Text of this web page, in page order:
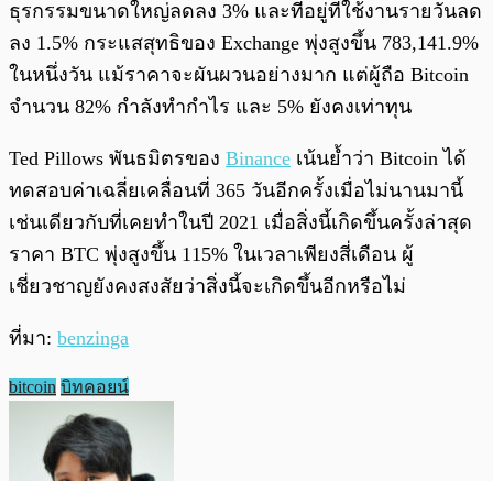
ธุรกรรมขนาดใหญ่ลดลง 3% และที่อยู่ที่ใช้งานรายวันลด
ลง 1.5% กระแสสุทธิของ Exchange พุ่งสูงขึ้น 783,141.9%
ในหนึ่งวัน แม้ราคาจะผันผวนอย่างมาก แต่ผู้ถือ Bitcoin
จำนวน 82% กำลังทำกำไร และ 5% ยังคงเท่าทุน
Ted Pillows พันธมิตรของ Binance เน้นย้ำว่า Bitcoin ได้
ทดสอบค่าเฉลี่ยเคลื่อนที่ 365 วันอีกครั้งเมื่อไม่นานมานี้
เช่นเดียวกับที่เคยทำในปี 2021 เมื่อสิ่งนี้เกิดขึ้นครั้งล่าสุด
ราคา BTC พุ่งสูงขึ้น 115% ในเวลาเพียงสี่เดือน ผู้
เชี่ยวชาญยังคงสงสัยว่าสิ่งนี้จะเกิดขึ้นอีกหรือไม่
ที่มา: benzinga
bitcoin บิทคอยน์